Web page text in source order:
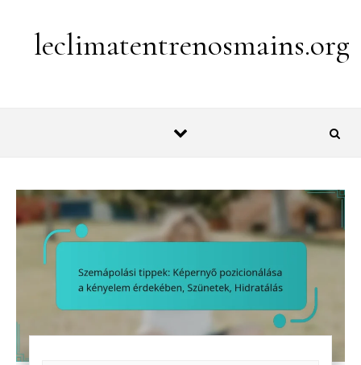
leclimatentrenosmains.org